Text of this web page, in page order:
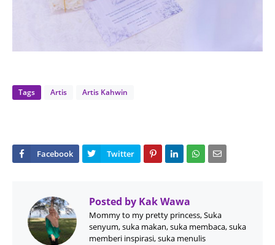
Tags Artis Artis Kahwin
Posted by Kak Wawa
Mommy to my pretty princess, Suka
senyum, suka makan, suka membaca, suka
memberi inspirasi, suka menulis